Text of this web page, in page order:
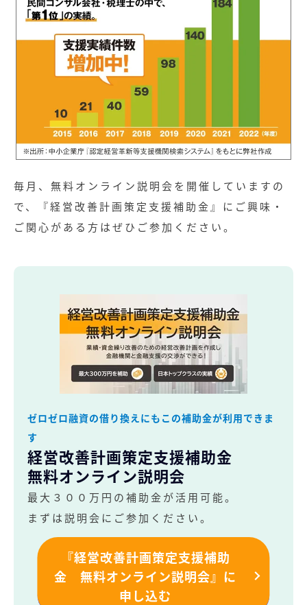
毎月、無料オンライン説明会を開催していますの
で、『経営改善計画策定支援補助金』にご興味・
ご関心がある方はぜひご参加ください。
ゼロゼロ融資の借り換えにもこの補助金が利用できま
す
経営改善計画策定支援補助金
無料オンライン説明会
最大３００万円の補助金が活用可能。
まずは説明会にご参加ください。
『経営改善計画策定支援補助
金 無料オンライン説明会』に
申し込む